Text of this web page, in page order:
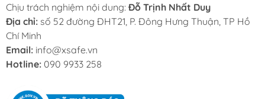
Chịu trách nghiệm nội dung: Đỗ Trịnh Nhất Duy
Địa chỉ: số 52 đường ĐHT21, P. Đông Hưng Thuận, TP Hồ
Chí Minh
Email: info@xsafe.vn
Hotline: 090 9933 258